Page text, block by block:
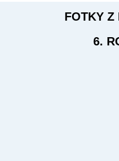
FOTKY Z
6.